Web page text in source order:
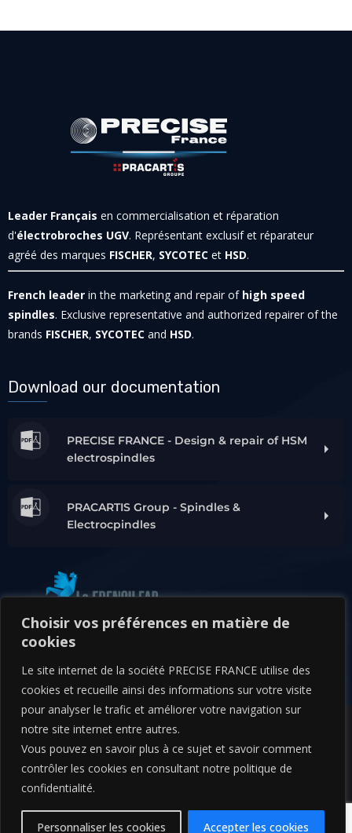
Choisir vos préférences en matière de
cookies
Le site internet de la société PRECISE FRANCE utilise des
cookies et recueille ainsi des informations sur votre visite
pour analyser le trafic et améliorer votre navigation sur
notre site internet entre autres.
Vous pouvez en savoir plus à ce sujet et savoir comment
contrôler les cookies en consultant notre politique de
confidentialité.
Personnaliser les cookies Accepter les cookies
Leader Français en commercialisation et réparation
d'électrobroches UGV. Représentant exclusif et réparateur
agréé des marques FISCHER, SYCOTEC et HSD.
French leader in the marketing and repair of high speed
spindles. Exclusive representative and authorized repairer of the
brands FISCHER, SYCOTEC and HSD.
Download our documentation
PRECISE FRANCE - Design & repair of HSM
electrospindles
PRACARTIS Group - Spindles &
Electrocpindles
Copyright © 2026 • PRECISE FRANCE - Groupe PRACARTIS • Tous
droits réservés.